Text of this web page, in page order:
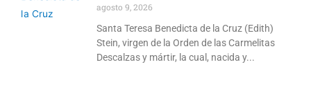
agosto 9, 2026
Santa Teresa Benedicta de la Cruz (Edith)
Stein, virgen de la Orden de las Carmelitas
Descalzas y mártir, la cual, nacida y